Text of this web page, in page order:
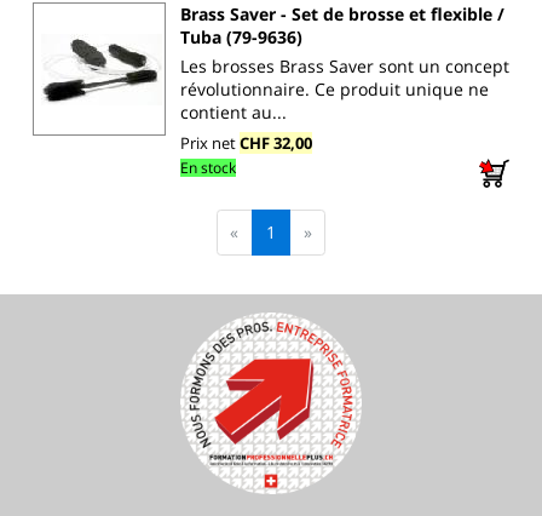
Brass Saver - Set de brosse et flexible /
Tuba (79-9636)
Les brosses Brass Saver sont un concept
révolutionnaire. Ce produit unique ne
contient au...
Prix netCHF 32,00
En stock
« 1 »